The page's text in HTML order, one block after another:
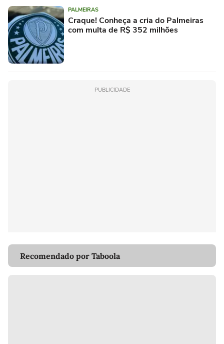
PALMEIRAS
Craque! Conheça a cria do Palmeiras
com multa de R$ 352 milhões
PUBLICIDADE
Recomendado por Taboola